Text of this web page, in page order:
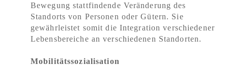
Bewegung stattfindende Veränderung des
Standorts von Personen oder Gütern. Sie
gewährleistet somit die Integration verschiedener
Lebensbereiche an verschiedenen Standorten.
Mobilitätssozialisation